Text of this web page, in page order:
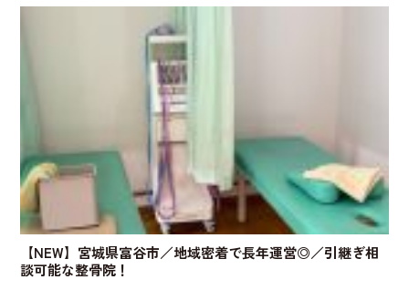
【NEW】宮城県富谷市／地域密着で長年運営◎／引継ぎ相
談可能な整骨院！